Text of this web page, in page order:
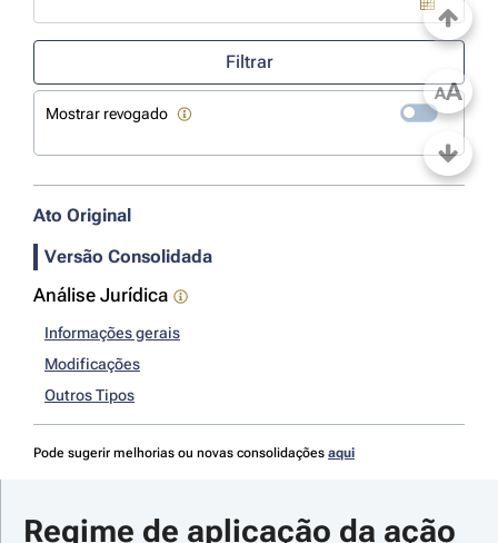
Use a tecla de seta para baixo para abrir o calendário; Use as
Filtrar
Mostrar revogado
Ato Original
Versão Consolidada
Análise Jurídica
Informações gerais
Modificações
Outros Tipos
Pode sugerir melhorias ou novas consolidações aqui
Regime de aplicação da ação
AA